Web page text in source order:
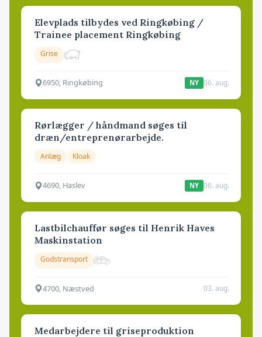
Elevplads tilbydes ved Ringkøbing /
Trainee placement Ringkøbing
Grise
6950, Ringkøbing NY 06. aug.
Rørlægger / håndmand søges til
dræn/entreprenørarbejde.
Anlæg Kloak
4690, Haslev NY 06. aug.
Lastbilchauffør søges til Henrik Haves
Maskinstation
Godstransport
4700, Næstved 03. aug.
Medarbejdere til griseproduktion